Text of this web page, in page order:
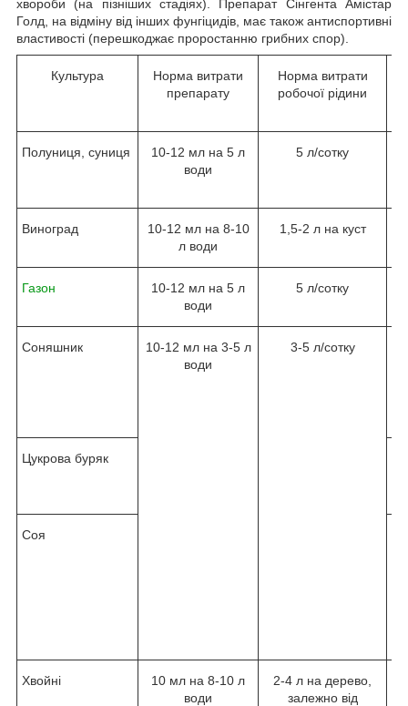
хвороби (на пізніших стадіях). Препарат Сінгента Амістар
Голд, на відміну від інших фунгіцидів, має також антиспортивні
властивості (перешкоджає проростанню грибних спор).
Культура
Норма витрати
препарату
Норма витрати
робочої рідини
Полуниця, суниця
10-12 мл на 5 л
води
5 л/сотку
Виноград
10-12 мл на 8-10
л води
1,5-2 л на куст
Газон
10-12 мл на 5 л
води
5 л/сотку
Соняшник
10-12 мл на 3-5 л
води
3-5 л/сотку
Цукрова буряк
Соя
Хвойні
10 мл на 8-10 л
води
2-4 л на дерево,
залежно від